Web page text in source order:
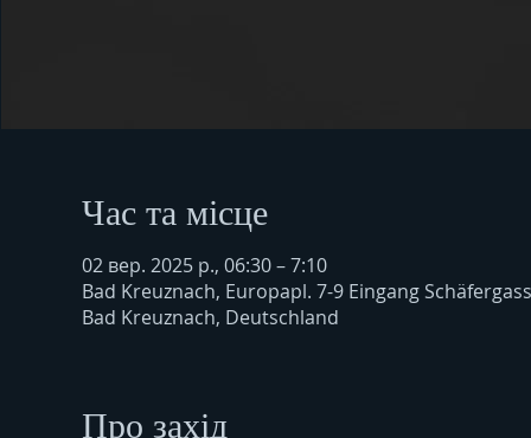
Час та місце
02 вер. 2025 р., 06:30 – 7:10
Bad Kreuznach, Europapl. 7-9 Eingang
Bad Kreuznach, Deutschland
Про захід